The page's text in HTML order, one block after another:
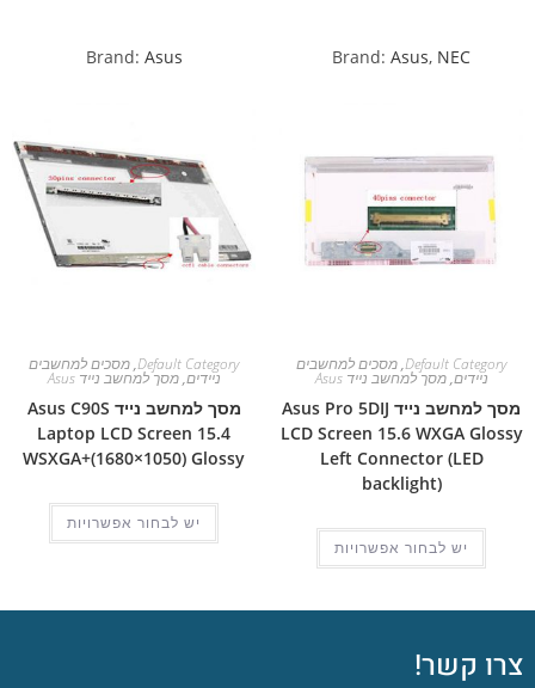
Brand: Asus, NEC
Default Category
,מסכים למחשבים
ניידים,מסך למחשב נייד Asus
מסך למחשב נייד Asus Pro 5DIJ
LCD Screen 15.6 WXGA Glossy
Left Connector (LED
backlight)
יש לבחור אפשרויות
Brand: Asus
Default Category
,מסכים למחשבים
ניידים,מסך למחשב נייד Asus
מסך למחשב נייד Asus C90S
Laptop LCD Screen 15.4
WSXGA+(1680×1050) Glossy
יש לבחור אפשרויות
צרו קשר!